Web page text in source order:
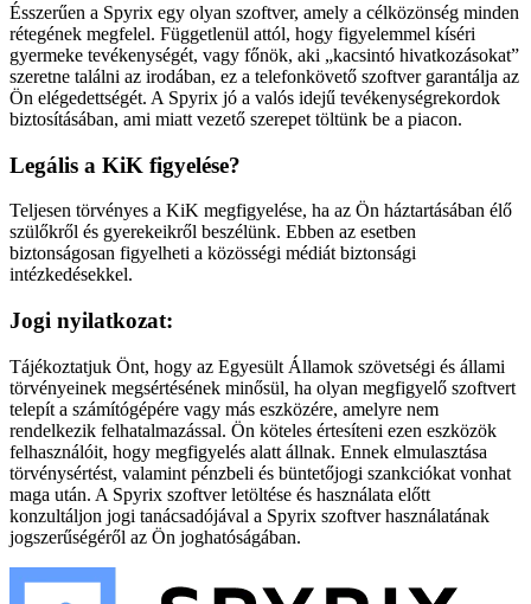
Ésszerűen a Spyrix egy olyan szoftver, amely a célközönség minden
rétegének megfelel. Függetlenül attól, hogy figyelemmel kíséri
gyermeke tevékenységét, vagy főnök, aki „kacsintó hivatkozásokat”
szeretne találni az irodában, ez a telefonkövető szoftver garantálja az
Ön elégedettségét. A Spyrix jó a valós idejű tevékenységrekordok
biztosításában, ami miatt vezető szerepet töltünk be a piacon.
Legális a KiK figyelése?
Teljesen törvényes a KiK megfigyelése, ha az Ön háztartásában élő
szülőkről és gyerekeikről beszélünk. Ebben az esetben
biztonságosan figyelheti a közösségi médiát biztonsági
intézkedésekkel.
Jogi nyilatkozat:
Tájékoztatjuk Önt, hogy az Egyesült Államok szövetségi és állami
törvényeinek megsértésének minősül, ha olyan megfigyelő szoftvert
telepít a számítógépére vagy más eszközére, amelyre nem
rendelkezik felhatalmazással. Ön köteles értesíteni ezen eszközök
felhasználóit, hogy megfigyelés alatt állnak. Ennek elmulasztása
törvénysértést, valamint pénzbeli és büntetőjogi szankciókat vonhat
maga után. A Spyrix szoftver letöltése és használata előtt
konzultáljon jogi tanácsadójával a Spyrix szoftver használatának
jogszerűségéről az Ön joghatóságában.